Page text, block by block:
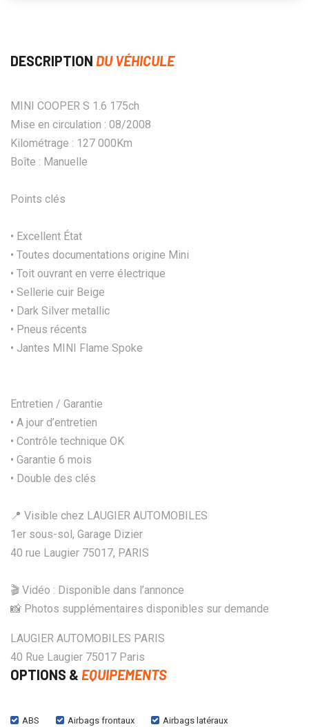
DESCRIPTION DU VÉHICULE
MINI COOPER S 1.6 175ch
Mise en circulation : 08/2008
Kilométrage : 127 000Km
Boîte : Manuelle
Points clés
• Excellent État
• Toutes documentations origine Mini
• Toit ouvrant en verre électrique
• Sellerie cuir Beige
• Dark Silver metallic
• Pneus récents
• Jantes MINI Flame Spoke
Entretien / Garantie
• A jour d’entretien
• Contrôle technique OK
• Garantie 6 mois
• Double des clés
📍 Visible chez LAUGIER AUTOMOBILES
1er sous-sol, Garage Dizier
40 rue Laugier 75017, PARIS
🎬 Vidéo : Disponible dans l’annonce
📸 Photos supplémentaires disponibles sur demande
LAUGIER AUTOMOBILES PARIS
40 Rue Laugier 75017 Paris
OPTIONS & EQUIPEMENTS
ABS Airbags frontaux Airbags latéraux